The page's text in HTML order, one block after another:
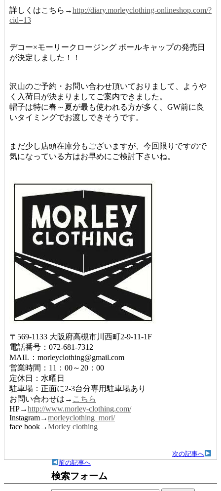
詳しくはこちら→http://diary.morleyclothing-onlineshop.com/?
cid=13
デコー×モーリークロージング ボールキャップの発売日
が決定しました！！
沢山のご予約・お問い合わせ頂いておりまして、ようや
く入荷日が決まりましてご案内できました。
帽子は特に春～夏が最も使われる方が多く、GW前に良
いタイミングでお渡しできそうです。
まだ少し店頭在庫分もございますが、今回限りですので
気になっている方はお早めにご検討下さいね。
〒569-1133 大阪府高槻市川西町2-9-11-1F
電話番号：072-681-7312
MAIL：morleyclothing@gmail.com
営業時間：11：00～20：00
定休日：水曜日
駐車場：正面に2-3台分専用駐車場あり
お問い合わせは→ こちら
HP→http://www.morley-clothing.com/
Instagram→morleyclothing_mori/
face book→Morley clothing
次の記事へ
前の記事へ
検索フォーム